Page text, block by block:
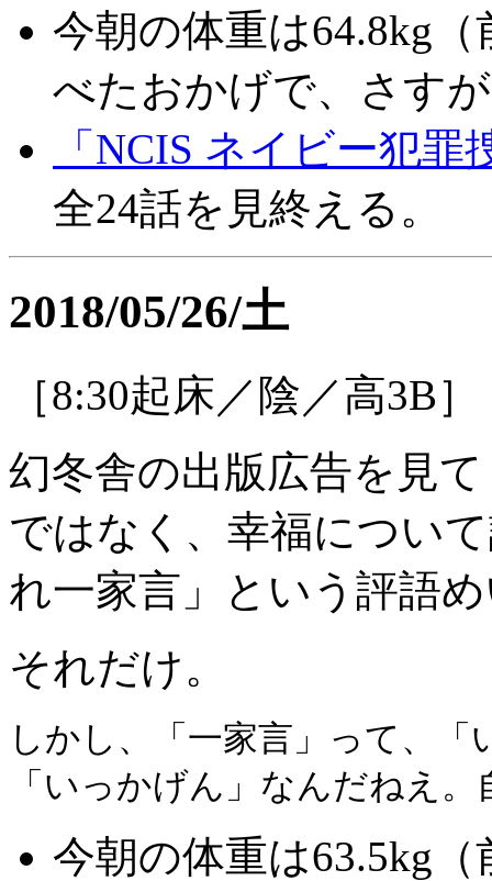
今朝の体重は64.8kg
べたおかげで、さす
「NCIS ネイビー犯
全24話を見終える。
2018/05/26/土
［8:30起床／陰／高3B］
幻冬舎の出版広告を見
ではなく、幸福につい
れ一家言」という評語
それだけ。
しかし、「一家言」って、
「いっかげん」なんだねえ
今朝の体重は63.5kg（